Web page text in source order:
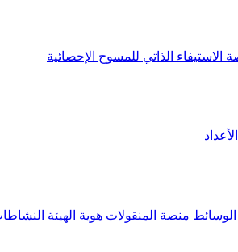
الاستيفاء الذاتي للمسوح الإحصائية
الوسائط منصة المنقولات هوية الهيئة